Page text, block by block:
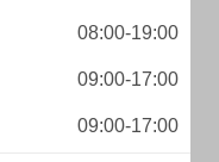
08:00-19:00
09:00-17:00
09:00-17:00